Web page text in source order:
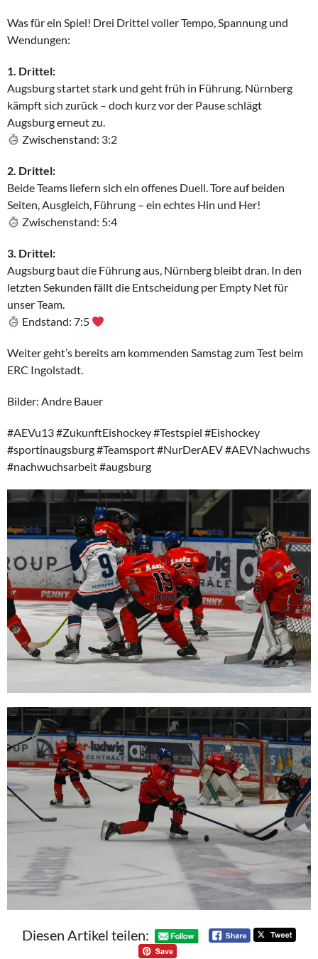
Was für ein Spiel! Drei Drittel voller Tempo, Spannung und
Wendungen:
1. Drittel:
Augsburg startet stark und geht früh in Führung. Nürnberg
kämpft sich zurück – doch kurz vor der Pause schlägt
Augsburg erneut zu.
Zwischenstand: 3:2
2. Drittel:
Beide Teams liefern sich ein offenes Duell. Tore auf beiden
Seiten, Ausgleich, Führung – ein echtes Hin und Her!
Zwischenstand: 5:4
3. Drittel:
Augsburg baut die Führung aus, Nürnberg bleibt dran. In den
letzten Sekunden fällt die Entscheidung per Empty Net für
unser Team.
Endstand: 7:5
Weiter geht’s bereits am kommenden Samstag zum Test beim
ERC Ingolstadt.
Bilder: Andre Bauer
#AEVu13 #ZukunftEishockey #Testspiel #Eishockey
#sportinaugsburg #Teamsport #NurDerAEV #AEVNachwuchs
#nachwuchsarbeit #augsburg
Diesen Artikel teilen: